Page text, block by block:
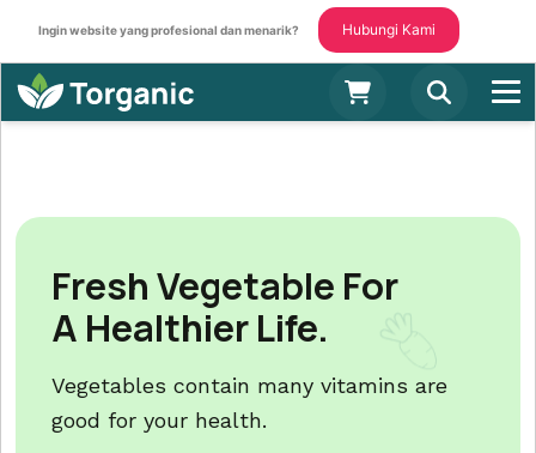
Ingin website yang profesional dan menarik? Hubungi Kami